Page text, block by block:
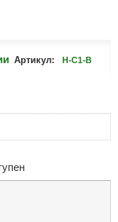
Артикул: H-C1-B